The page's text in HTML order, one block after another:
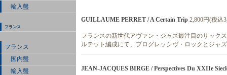
輸入盤
フランス
フランス
国内盤
輸入盤
GUILLAUME PERRET / A Certain Trip 2,800円(税込
フランスの新世代アヴァン・ジャズ最注目のサック
ルテット編成にて、プログレッシヴ・ロックとジャ
JEAN-JACQUES BIRGE / Perspectives Du XXIIe